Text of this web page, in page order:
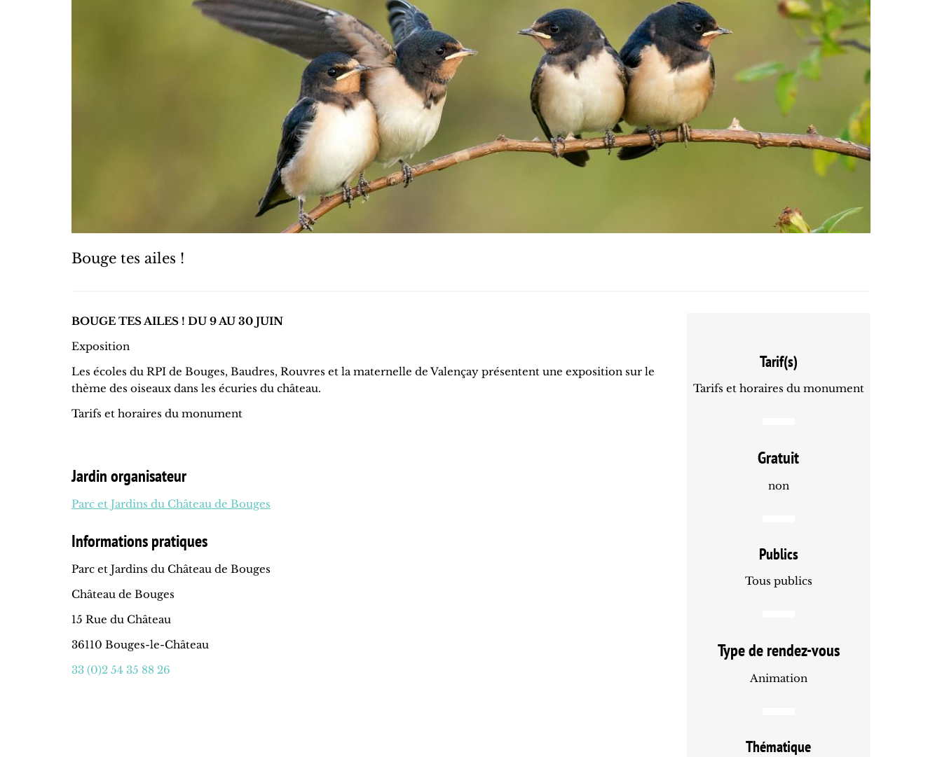
Bouge tes ailes !
BOUGE TES AILES ! DU 9 AU 30 JUIN
Exposition
Les écoles du RPI de Bouges, Baudres, Rouvres et la maternelle de Valençay présentent une exposition sur le
thème des oiseaux dans les écuries du château.
Tarifs et horaires du monument
Jardin organisateur
Parc et Jardins du Château de Bouges
Informations pratiques
Parc et Jardins du Château de Bouges
Château de Bouges
15 Rue du Château
36110 Bouges-le-Château
33 (0)2 54 35 88 26
Tarif(s)
Tarifs et horaires du monument
Gratuit
non
Publics
Tous publics
Type de rendez-vous
Animation
Thématique